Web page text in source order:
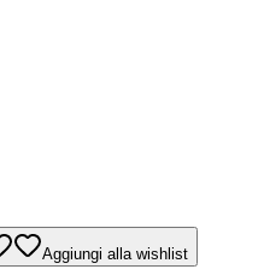
Aggiungi alla wishlist